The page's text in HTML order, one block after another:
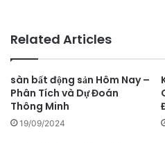
Related Articles
sàn bất động sản Hôm Nay –
Phân Tích và Dự Đoán
Thông Minh
19/09/2024